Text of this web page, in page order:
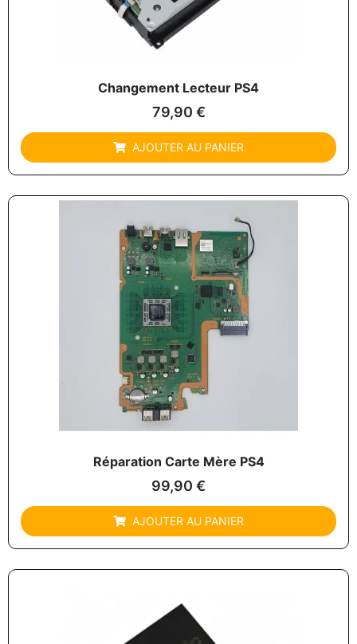
Changement Lecteur PS4
79,90 €
AJOUTER AU PANIER
Réparation Carte Mère PS4
99,90 €
AJOUTER AU PANIER